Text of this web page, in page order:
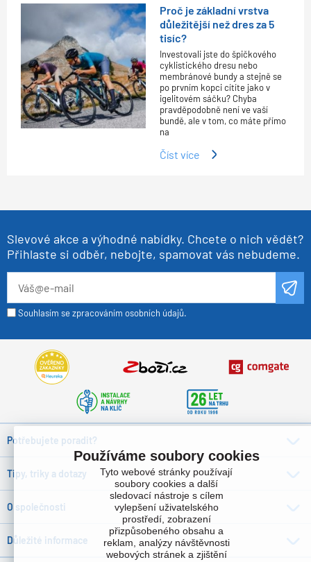
Proč je základní vrstva
důležitější než dres za 5
tisíc?
Investovali jste do špičkového
cyklistického dresu nebo
membránové bundy a stejně se
po prvním kopci cítíte jako v
igelitovém sáčku? Chyba
pravděpodobně není ve vaší
bundě, ale v tom, co máte přímo
na
Číst více
Slevové akce a výhodné nabídky. Chcete o nich vědět?
Přihlaste si odběr, nebojte, spamovat vás nebudeme.
Souhlasím se zpracováním osobních údajů.
Potřebujete poradit?
Tipy, triky a dotazy
O společnosti
Důležité informace
Používáme soubory cookies
Tyto webové stránky používají
soubory cookies a další
sledovací nástroje s cílem
vylepšení uživatelského
prostředí, zobrazení
přizpůsobeného obsahu a
reklam, analýzy návštěvnosti
webových stránek a zjištění